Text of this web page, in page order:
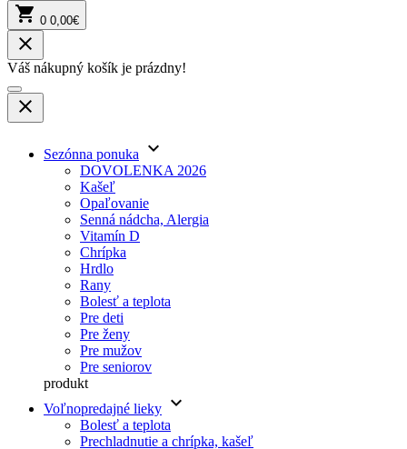
shopping_cart 0 0,00€
close
Váš nákupný košík je prázdny!
close
Sezónna ponuka keyboard_arrow_down
DOVOLENKA 2026
Kašeľ
Opaľovanie
Senná nádcha, Alergia
Vitamín D
Chrípka
Hrdlo
Rany
Bolesť a teplota
Pre deti
Pre ženy
Pre mužov
Pre seniorov
produkt
Voľnopredajné lieky keyboard_arrow_down
Bolesť a teplota
Prechladnutie a chrípka, kašeľ